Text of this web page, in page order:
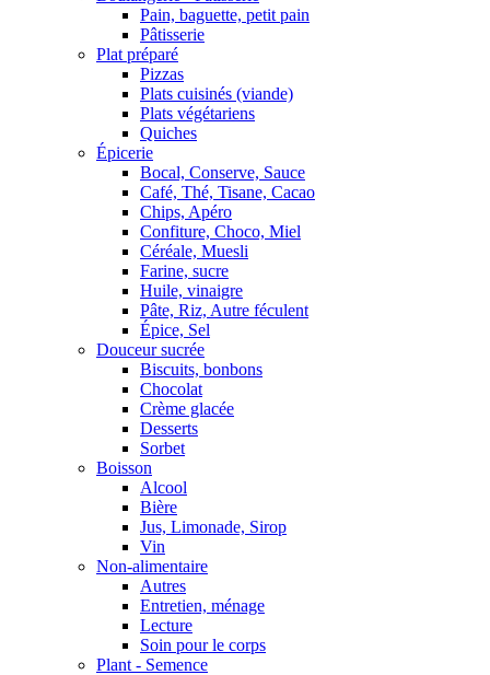
Pain, baguette, petit pain
Pâtisserie
Plat préparé
Pizzas
Plats cuisinés (viande)
Plats végétariens
Quiches
Épicerie
Bocal, Conserve, Sauce
Café, Thé, Tisane, Cacao
Chips, Apéro
Confiture, Choco, Miel
Céréale, Muesli
Farine, sucre
Huile, vinaigre
Pâte, Riz, Autre féculent
Épice, Sel
Douceur sucrée
Biscuits, bonbons
Chocolat
Crème glacée
Desserts
Sorbet
Boisson
Alcool
Bière
Jus, Limonade, Sirop
Vin
Non-alimentaire
Autres
Entretien, ménage
Lecture
Soin pour le corps
Plant - Semence